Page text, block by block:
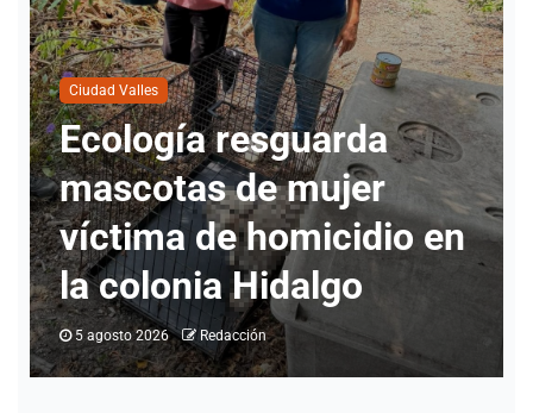
Ciudad Valles
Nueva directora del
INMUVI da inicio a
labores con atención a
ciudadanos y revisión de
programas
5 agosto 2026 Redacción